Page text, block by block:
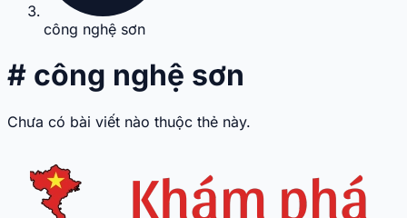
công nghệ sơn
# công nghệ sơn
Chưa có bài viết nào thuộc thẻ này.